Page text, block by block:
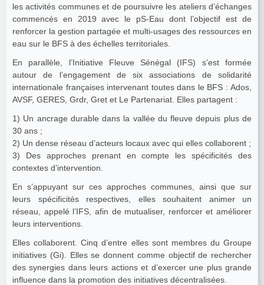
les activités communes et de poursuivre les ateliers d’échanges
commencés en 2019 avec le pS-Eau dont l’objectif est de
renforcer la gestion partagée et multi-usages des ressources en
eau sur le BFS à des échelles territoriales.
En parallèle, l’Initiative Fleuve Sénégal (IFS) s’est formée
autour de l’engagement de six associations de solidarité
internationale françaises intervenant toutes dans le BFS : Ados,
AVSF, GERES, Grdr, Gret et Le Partenariat. Elles partagent :
1) Un ancrage durable dans la vallée du fleuve depuis plus de
30 ans ;
2) Un dense réseau d’acteurs locaux avec qui elles collaborent ;
3) Des approches prenant en compte les spécificités des
contextes d’intervention.
En s’appuyant sur ces approches communes, ainsi que sur
leurs spécificités respectives, elles souhaitent animer un
réseau, appelé l’IFS, afin de mutualiser, renforcer et améliorer
leurs interventions.
Elles collaborent. Cinq d’entre elles sont membres du Groupe
initiatives (Gi). Elles se donnent comme objectif de rechercher
des synergies dans leurs actions et d’exercer une plus grande
influence dans la promotion des initiatives décentralisées.